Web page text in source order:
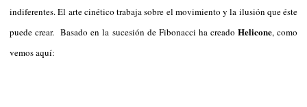
indiferentes. El arte cinético trabaja sobre el movimiento y la ilusión que éste
puede crear. Basado en la sucesión de Fibonacci ha creado Helicone, como
vemos aquí: